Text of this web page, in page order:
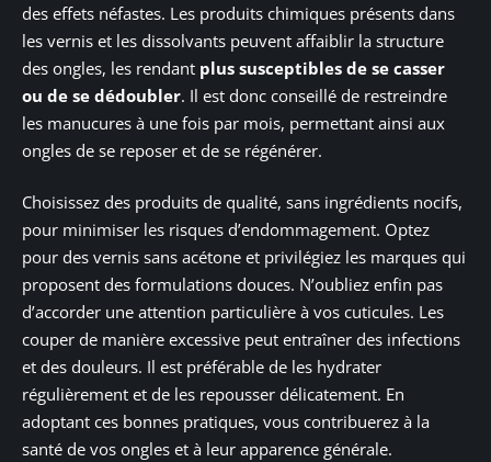
des effets néfastes. Les produits chimiques présents dans
les vernis et les dissolvants peuvent affaiblir la structure
des ongles, les rendant plus susceptibles de se casser
ou de se dédoubler. Il est donc conseillé de restreindre
les manucures à une fois par mois, permettant ainsi aux
ongles de se reposer et de se régénérer.
Choisissez des produits de qualité, sans ingrédients nocifs,
pour minimiser les risques d’endommagement. Optez
pour des vernis sans acétone et privilégiez les marques qui
proposent des formulations douces. N’oubliez enfin pas
d’accorder une attention particulière à vos cuticules. Les
couper de manière excessive peut entraîner des infections
et des douleurs. Il est préférable de les hydrater
régulièrement et de les repousser délicatement. En
adoptant ces bonnes pratiques, vous contribuerez à la
santé de vos ongles et à leur apparence générale.